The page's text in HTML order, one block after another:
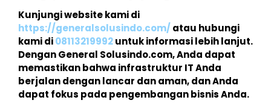
Kunjungi website kami di
https://generalsolusindo.com/ atau hubungi
kami di08113219992untuk informasi lebih lanjut.
Dengan General Solusindo.com, Anda dapat
memastikan bahwa infrastruktur IT Anda
berjalan dengan lancar dan aman, dan Anda
dapat fokus pada pengembangan bisnis Anda.